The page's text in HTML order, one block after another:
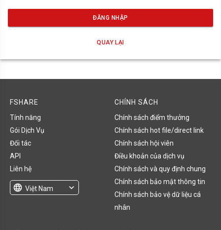
ĐĂNG NHẬP
QUAY LẠI
FSHARE
Tính năng
Gói Dịch Vụ
Đối tác
API
Liên hệ
language Việt Nam
expand_more
CHÍNH SÁCH
Chính sách điểm thưởng
Chính sách hot file/direct link
Chính sách hội viên
Điều khoản của dịch vụ
Chính sách và quy định chung
Chính sách bảo mật thông tin
Chính sách bảo vệ dữ liệu cá
nhân